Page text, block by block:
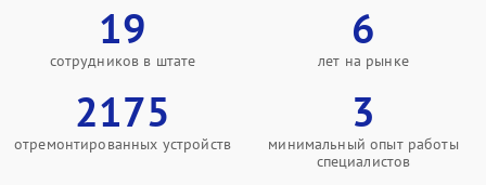
19
сотрудников в штате
6
лет на рынке
2175
отремонтированных устройств
3
минимальный опыт работы
специалистов